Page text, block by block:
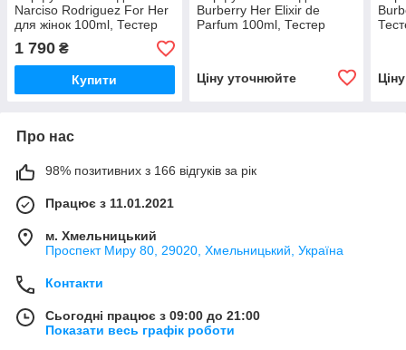
Narciso Rodriguez For Her
для жінок 100ml, Тестер
Франція
1 790 ₴
Купити
Burberry Her Elixir de
Parfum 100ml, Тестер
Ціну уточнюйте
Про нас
98% позитивних з 166 відгуків за рік
Працює з 11.01.2021
м. Хмельницький
Проспект Миру 80, 29020, Хмельницький, Україна
Контакти
Сьогодні працює з 09:00 до 21:00
Показати весь графік роботи